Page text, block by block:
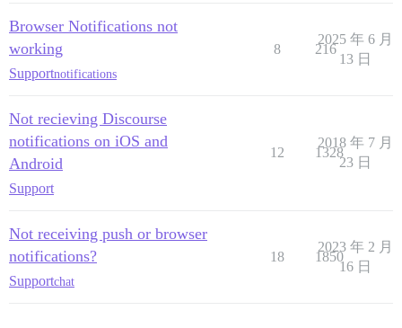
Browser Notifications not
working
Supportnotifications
8 216
2025 年 6 月
13 日
Not recieving Discourse
notifications on iOS and
Android
Support
12 1328
2018 年 7 月
23 日
Not receiving push or browser
notifications?
Supportchat
18 1850
2023 年 2 月
16 日